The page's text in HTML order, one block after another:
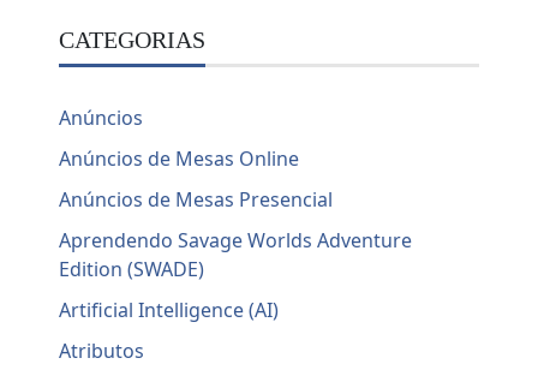
CATEGORIAS
Anúncios
Anúncios de Mesas Online
Anúncios de Mesas Presencial
Aprendendo Savage Worlds Adventure
Edition (SWADE)
Artificial Intelligence (AI)
Atributos